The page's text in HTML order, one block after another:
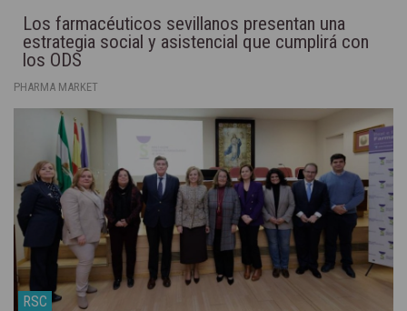
Los farmacéuticos sevillanos presentan una
estrategia social y asistencial que cumplirá con
los ODS
PHARMA MARKET
RSC